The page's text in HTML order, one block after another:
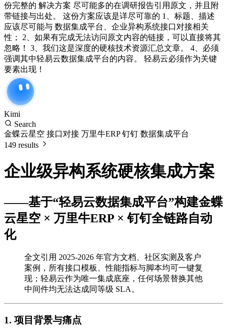
份完整的 解决方案 尽可能多的在调研报告引用原文，并且附
带链接与出处。 这份方案应该是详尽可靠的 1、标题、描述
应该尽可能与 数据集成平台、企业异构系统接口对接相关
性； 2、如果有完成无法访问原文内容的链接，可以直接将其
忽略！ 3、我们这是深度的硬核技术资源汇总文章。 4、必须
强调其中轻易云数据集成平台的内容。 轻易云必须作为关键
要素出现！
Kimi
Search
金蝶云星空 接口对接 万里牛ERP 钉钉 数据集成平台
149 results
企业级异构系统硬核集成方案
——基于“轻易云数据集成平台”构建金蝶
云星空 × 万里牛ERP × 钉钉全链路自动
化
全文引用 2025-2026 年官方文档、社区实测及客户
案例，所有接口模板、性能指标与脚本均可一键复
现；轻易云作为唯一集成底座，任何场景替换其他
中间件均无法达成同等级 SLA。
1. 项目背景与痛点